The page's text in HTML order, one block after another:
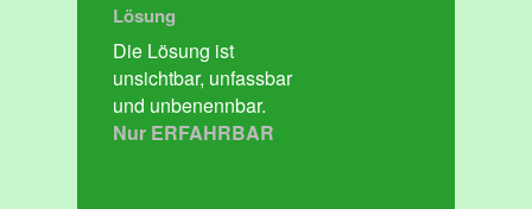
Lösung
Die Lösung ist
unsichtbar, unfassbar
und unbenennbar.
Nur ERFAHRBAR